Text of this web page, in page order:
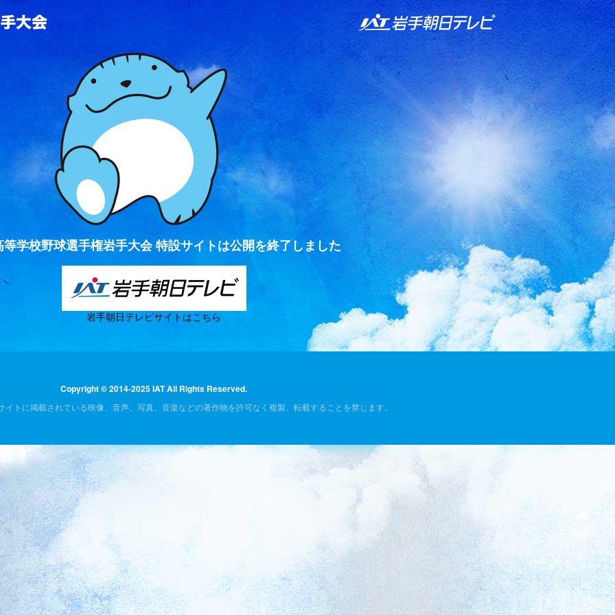
IAT 岩手朝日テレビ
等学校野球選手権岩手大会 特設サイトは公開を終了しました
岩手朝日テレビサイトはこちら
Copyright © 2014-2025 IAT All Rights Reserved.
イトに掲載されている映像、音声、写真、音楽などの著作物を許可なく複製、転載することを禁じます。